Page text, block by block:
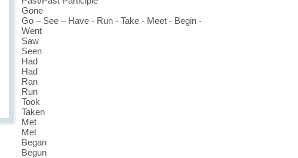
Gone
Go – See – Have - Run - Take - Meet - Begin -
Went
Saw
Seen
Had
Had
Ran
Run
Took
Taken
Met
Met
Began
Begun